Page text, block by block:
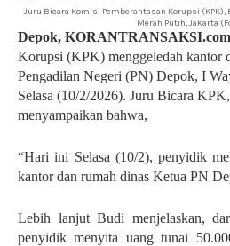
Juru Bicara Komisi Pemberantasan Korupsi (KPK),
Merah Putih, Jakarta
Depok,
Korupsi (KPK) menggeledah kantor
Pengadilan Negeri (PN) Depok, I
Selasa (10/2/2026). Juru Bicara
menyampaikan bahwa,
“Hari ini Selasa (10/2), penyidik
kantor dan rumah dinas Ketua PN
Lebih lanjut Budi menjelaskan,
penyidik menyita uang tunai